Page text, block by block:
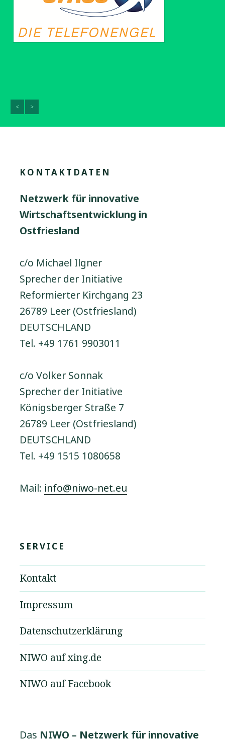
< >
KONTAKTDATEN
Netzwerk für innovative
Wirtschaftsentwicklung in
Ostfriesland
c/o Michael Ilgner
Sprecher der Initiative
Reformierter Kirchgang 23
26789 Leer (Ostfriesland)
DEUTSCHLAND
Tel. +49 1761 9903011
c/o Volker Sonnak
Sprecher der Initiative
Königsberger Straße 7
26789 Leer (Ostfriesland)
DEUTSCHLAND
Tel. +49 1515 1080658
Mail: info@niwo-net.eu
SERVICE
Kontakt
Impressum
Datenschutzerklärung
NIWO auf xing.de
NIWO auf Facebook
Das NIWO – Netzwerk für innovative